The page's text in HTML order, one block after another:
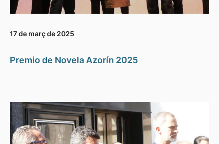
17 de març de 2025
Premio de Novela Azorín 2025